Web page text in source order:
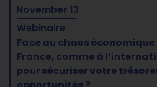
November 13
Webinaire
Face au chaos
France, comme à
pour sécuriser votre